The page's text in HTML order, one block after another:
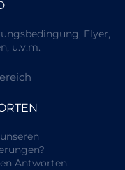
Flyer,
u.v.m.
Antworten: